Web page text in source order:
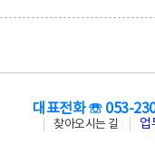
대표전화 ☏ 053-
찾아오시는 길
업